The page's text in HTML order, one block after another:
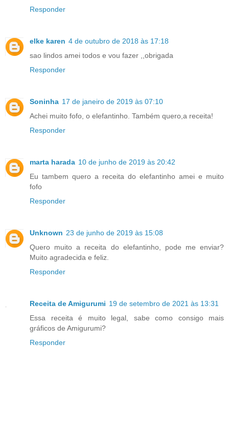
Responder
elke karen 4 de outubro de 2018 às 17:18
sao lindos amei todos e vou fazer ,,obrigada
Responder
Soninha 17 de janeiro de 2019 às 07:10
Achei muito fofo, o elefantinho. Também quero,a receita!
Responder
marta harada 10 de junho de 2019 às 20:42
Eu tambem quero a receita do elefantinho amei e muito
fofo
Responder
Unknown 23 de junho de 2019 às 15:08
Quero muito a receita do elefantinho, pode me enviar?
Muito agradecida e feliz.
Responder
Receita de Amigurumi 19 de setembro de 2021 às 13:31
Essa receita é muito legal, sabe como consigo mais
gráficos de Amigurumi?
Responder